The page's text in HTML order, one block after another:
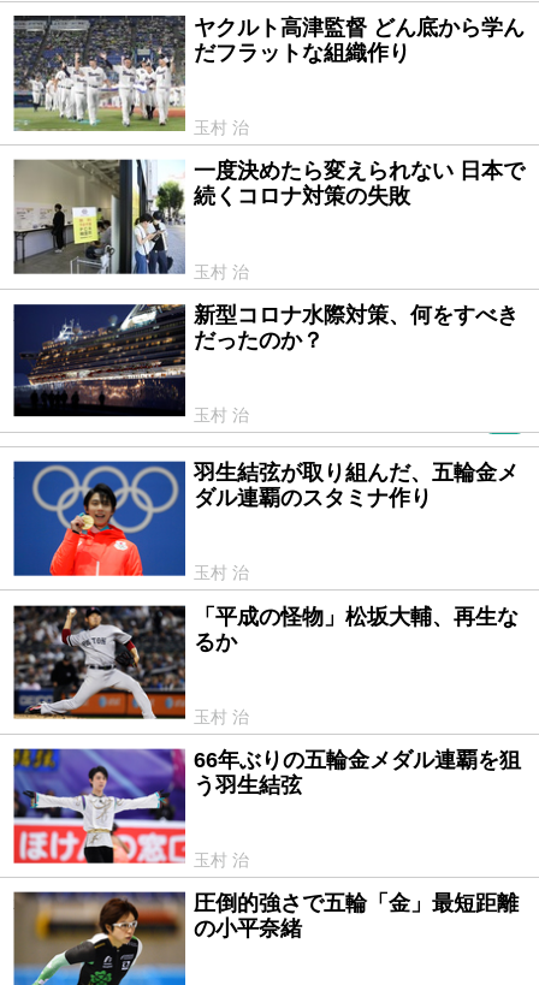
2022/10/08
ヤクルト高津監督 どん底から学ん
だフラットな組織作り
玉村 治
2022/08/24
一度決めたら変えられない 日本で
続くコロナ対策の失敗
玉村 治
2020/03/17
新型コロナ水際対策、何をすべき
だったのか？
玉村 治
2018/08/02
羽生結弦が取り組んだ、五輪金メ
ダル連覇のスタミナ作り
玉村 治
2018/04/05
「平成の怪物」松坂大輔、再生な
るか
玉村 治
2018/02/02
66年ぶりの五輪金メダル連覇を狙
う羽生結弦
玉村 治
2018/01/25
圧倒的強さで五輪「金」最短距離
の小平奈緒